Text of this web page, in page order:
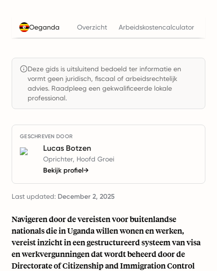
Oeganda Overzicht Arbeidskostencalculator
Deze gids is uitsluitend bedoeld ter informatie en
vormt geen juridisch, fiscaal of arbeidsrechtelijk
advies. Raadpleeg een gekwalificeerde lokale
professional.
GESCHREVEN DOOR
Lucas Botzen
Oprichter, Hoofd Groei
Bekijk profiel→
Last updated: December 2, 2025
Navigeren door de vereisten voor buitenlandse
nationals die in Uganda willen wonen en werken,
vereist inzicht in een gestructureerd systeem van visa
en werkvergunningen dat wordt beheerd door de
Directorate of Citizenship and Immigration Control